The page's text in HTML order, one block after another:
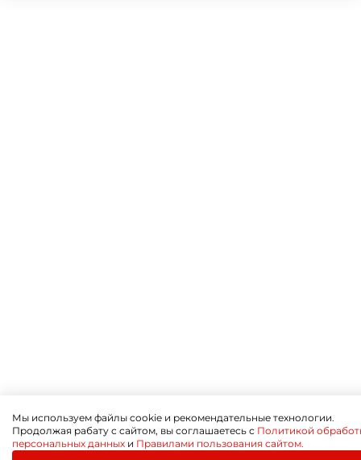
Мы используем файлы cookie и рекомендательные технологии.
Продолжая рабату с сайтом, вы соглашаетесь с Политикой
персональных данных и Правилами пользования сайтом.